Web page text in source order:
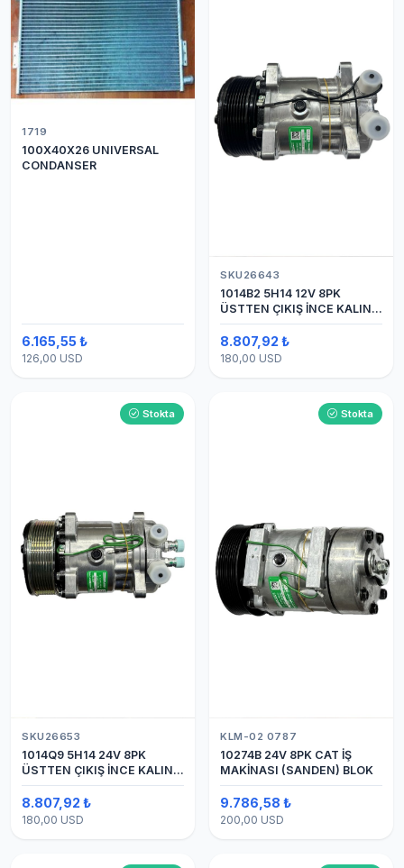
1719
100X40X26 UNIVERSAL
CONDANSER
6.165,55 ₺
126,00 USD
SKU26643
1014B2 5H14 12V 8PK
ÜSTTEN ÇIKIŞ İNCE KALIN
(SANDEN) KLİMA
KOMPESÖRÜ
8.807,92 ₺
180,00 USD
Stokta
SKU26653
1014Q9 5H14 24V 8PK
ÜSTTEN ÇIKIŞ İNCE KALIN
(SANDEN) KLİMA
KOMPRESÖRÜ KOMPRESÖR
8.807,92 ₺
180,00 USD
Stokta
KLM-02 0787
10274B 24V 8PK CAT İŞ
MAKİNASI (SANDEN) BLOK
9.786,58 ₺
200,00 USD